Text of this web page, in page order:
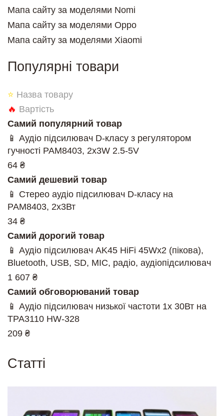
Мапа сайту за моделями Nomi
Мапа сайту за моделями Oppo
Мапа сайту за моделями Xiaomi
Популярні товари
⭐ Назва товару
🔥 Вартість
Самий популярний товар
📱 Аудіо підсилювач D-класу з регулятором
гучності PAM8403, 2x3W 2.5-5V
64 ₴
Самий дешевий товар
📱 Cтерео аудіо підсилювач D-класу на
PAM8403, 2х3Вт
34 ₴
Самий дорогий товар
📱 Аудіо підсилювач AK45 HiFi 45Wx2 (пікова),
Bluetooth, USB, SD, MIC, радіо, аудіопідсилювач
1 607 ₴
Самий обговорюваний товар
📱 Аудіо підсилювач низької частоти 1х 30Вт на
TPA3110 HW-328
209 ₴
Cтатті